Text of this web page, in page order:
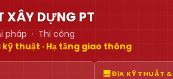
XÂY DỰNG PT
pháp · Thi công
kỹ thuật · Hạ tầng giao thông
🌉 ĐỊA KỸ THUẬT